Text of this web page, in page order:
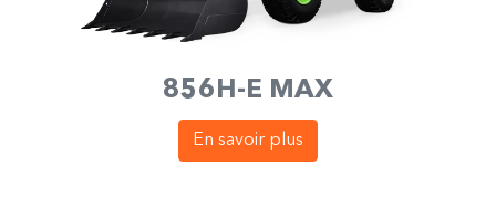
856H-E MAX
En savoir plus